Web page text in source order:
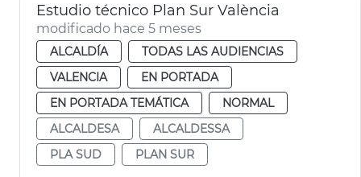
Estudio técnico Plan Sur València
modificado hace 5 meses
ALCALDÍA
TODAS LAS AUDIENCIAS
VALENCIA
EN PORTADA
EN PORTADA TEMÁTICA
NORMAL
ALCALDESA
ALCALDESSA
PLA SUD
PLAN SUR